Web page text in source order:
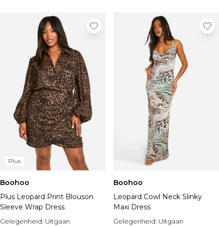
Plus
Boohoo
Plus Leopard Print Blouson
Sleeve Wrap Dress
Gelegenheid: Uitgaan
Boohoo
Leopard Cowl Neck Slinky
Maxi Dress
Gelegenheid: Uitgaan